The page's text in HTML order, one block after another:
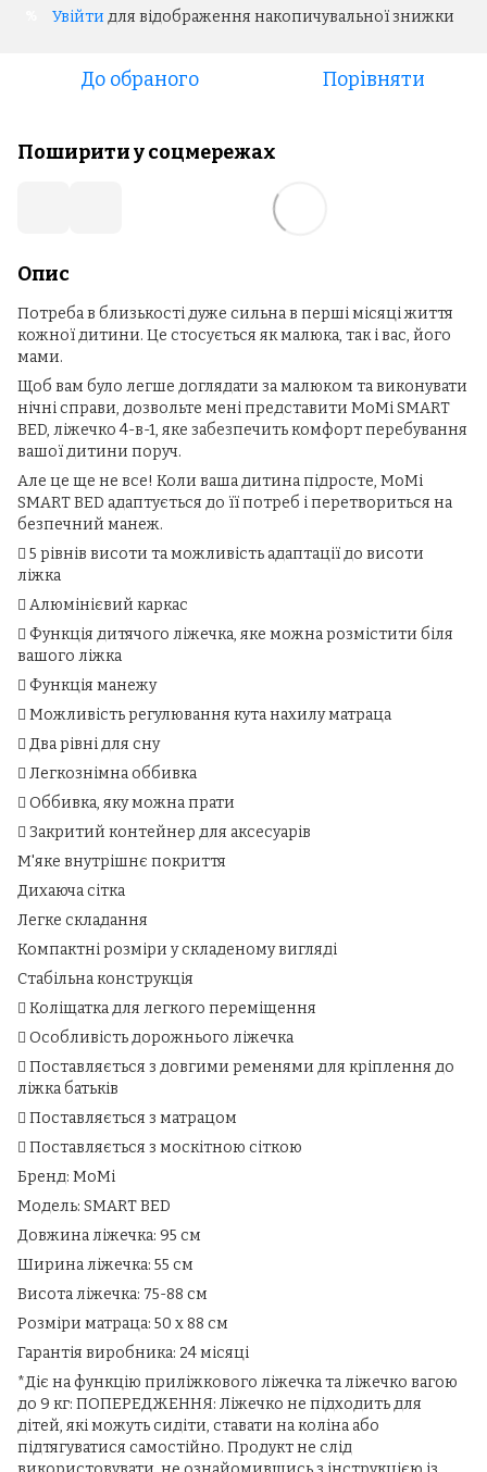
Увійти для відображення накопичувальної знижки
До обраного Порівняти
Поширити у соцмережах
Опис
Потреба в близькості дуже сильна в перші місяці життя
кожної дитини. Це стосується як малюка, так і вас, його
мами.
Щоб вам було легше доглядати за малюком та виконувати
нічні справи, дозвольте мені представити MoMi SMART
BED, ліжечко 4-в-1, яке забезпечить комфорт перебування
вашої дитини поруч.
Але це ще не все! Коли ваша дитина підросте, MoMi
SMART BED адаптується до її потреб і перетвориться на
безпечний манеж.
 5 рівнів висоти та можливість адаптації до висоти
ліжка
 Алюмінієвий каркас
 Функція дитячого ліжечка, яке можна розмістити біля
вашого ліжка
 Функція манежу
 Можливість регулювання кута нахилу матраца
 Два рівні для сну
 Легкознімна оббивка
 Оббивка, яку можна прати
 Закритий контейнер для аксесуарів
М'яке внутрішнє покриття
Дихаюча сітка
Легке складання
Компактні розміри у складеному вигляді
Стабільна конструкція
 Коліщатка для легкого переміщення
 Особливість дорожнього ліжечка
 Поставляється з довгими ременями для кріплення до
ліжка батьків
 Поставляється з матрацом
 Поставляється з москітною сіткою
Бренд: MoMi
Модель: SMART BED
Довжина ліжечка: 95 см
Ширина ліжечка: 55 см
Висота ліжечка: 75-88 см
Розміри матраца: 50 x 88 см
Гарантія виробника: 24 місяці
*Діє на функцію приліжкового ліжечка та ліжечко вагою
до 9 кг: ПОПЕРЕДЖЕННЯ: Ліжечко не підходить для
дітей, які можуть сидіти, ставати на коліна або
підтягуватися самостійно. Продукт не слід